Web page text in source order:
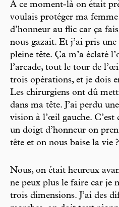
À ce moment-là on était
voulais protéger ma
d’honneur au flic car ça
nous gazait. Et j’ai pris
pleine tête. Ça m’a éclaté
l’arcade, tout le tour de
trois opérations, et je dois
Les chirurgiens ont dû
dans ma tête. J’ai perdu
vision à l’œil gauche. C’est
un doigt d’honneur on
tête et on nous baise la vie ?
Nous, on était heureux
ne peux plus le faire car je
trois dimensions. J’ai des